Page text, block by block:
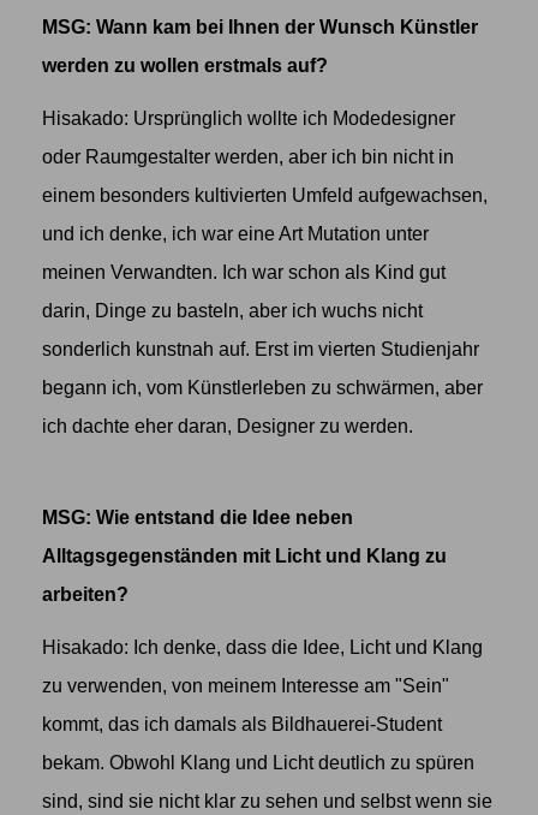
MSG: Wann kam bei Ihnen der Wunsch Künstler
werden zu wollen erstmals auf?
Hisakado: Ursprünglich wollte ich Modedesigner
oder Raumgestalter werden, aber ich bin nicht in
einem besonders kultivierten Umfeld aufgewachsen,
und ich denke, ich war eine Art Mutation unter
meinen Verwandten. Ich war schon als Kind gut
darin, Dinge zu basteln, aber ich wuchs nicht
sonderlich kunstnah auf. Erst im vierten Studienjahr
begann ich, vom Künstlerleben zu schwärmen, aber
ich dachte eher daran, Designer zu werden.
MSG: Wie entstand die Idee neben
Alltagsgegenständen mit Licht und Klang zu
arbeiten?
Hisakado: Ich denke, dass die Idee, Licht und Klang
zu verwenden, von meinem Interesse am "Sein"
kommt, das ich damals als Bildhauerei-Student
bekam. Obwohl Klang und Licht deutlich zu spüren
sind, sind sie nicht klar zu sehen und selbst wenn sie